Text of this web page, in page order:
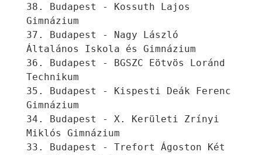
38. Budapest - Kossuth Lajos
Gimnázium
37. Budapest - Nagy László
Általános Iskola és Gimnázium
36. Budapest - BGSZC Eötvös Loránd
Technikum
35. Budapest - Kispesti Deák Ferenc
Gimnázium
34. Budapest - X. Kerületi Zrínyi
Miklós Gimnázium
33. Budapest - Trefort Ágoston Két